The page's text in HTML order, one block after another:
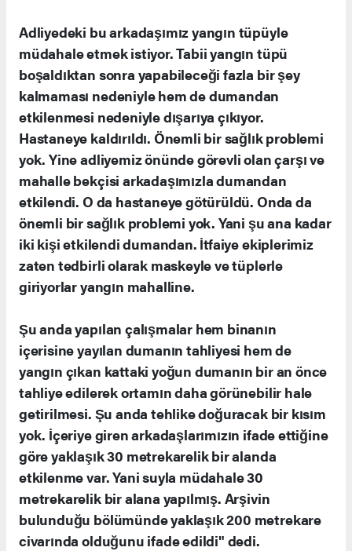
Adliyedeki bu arkadaşımız yangın tüpüyle
müdahale etmek istiyor. Tabii yangın tüpü
boşaldıktan sonra yapabileceği fazla bir şey
kalmaması nedeniyle hem de dumandan
etkilenmesi nedeniyle dışarıya çıkıyor.
Hastaneye kaldırıldı. Önemli bir sağlık problemi
yok. Yine adliyemiz önünde görevli olan çarşı ve
mahalle bekçisi arkadaşımızla dumandan
etkilendi. O da hastaneye götürüldü. Onda da
önemli bir sağlık problemi yok. Yani şu ana kadar
iki kişi etkilendi dumandan. İtfaiye ekiplerimiz
zaten tedbirli olarak maskeyle ve tüplerle
giriyorlar yangın mahalline.
Şu anda yapılan çalışmalar hem binanın
içerisine yayılan dumanın tahliyesi hem de
yangın çıkan kattaki yoğun dumanın bir an önce
tahliye edilerek ortamın daha görünebilir hale
getirilmesi. Şu anda tehlike doğuracak bir kısım
yok. İçeriye giren arkadaşlarımızın ifade ettiğine
göre yaklaşık 30 metrekarelik bir alanda
etkilenme var. Yani suyla müdahale 30
metrekarelik bir alana yapılmış. Arşivin
bulunduğu bölümünde yaklaşık 200 metrekare
civarında olduğunu ifade edildi" dedi.